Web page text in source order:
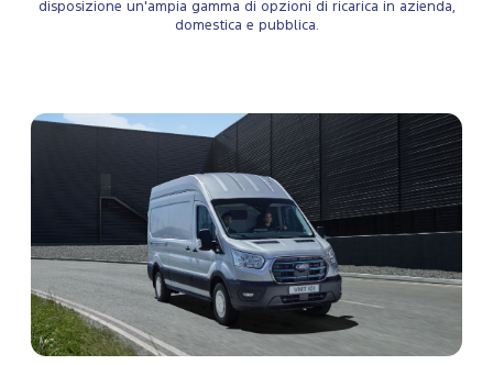
disposizione un'ampia gamma di opzioni di ricarica in azienda,
domestica e pubblica.